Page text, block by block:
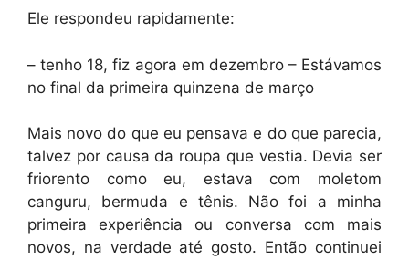
Ele respondeu rapidamente:
– tenho 18, fiz agora em dezembro – Estávamos
no final da primeira quinzena de março
Mais novo do que eu pensava e do que parecia,
talvez por causa da roupa que vestia. Devia ser
friorento como eu, estava com moletom
canguru, bermuda e tênis. Não foi a minha
primeira experiência ou conversa com mais
novos, na verdade até gosto. Então continuei